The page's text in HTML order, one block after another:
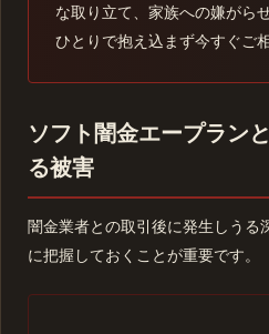
な取り立て、家族への嫌がら
ひとりで抱え込まず今すぐご
ソフト闇金エープラン
る被害
闇金業者との取引後に発生しうる
に把握しておくことが重要です。